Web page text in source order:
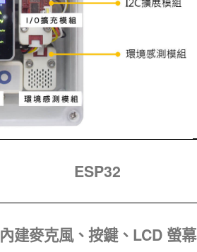
ESP32
內建麥克風、按鍵、LCD 螢幕